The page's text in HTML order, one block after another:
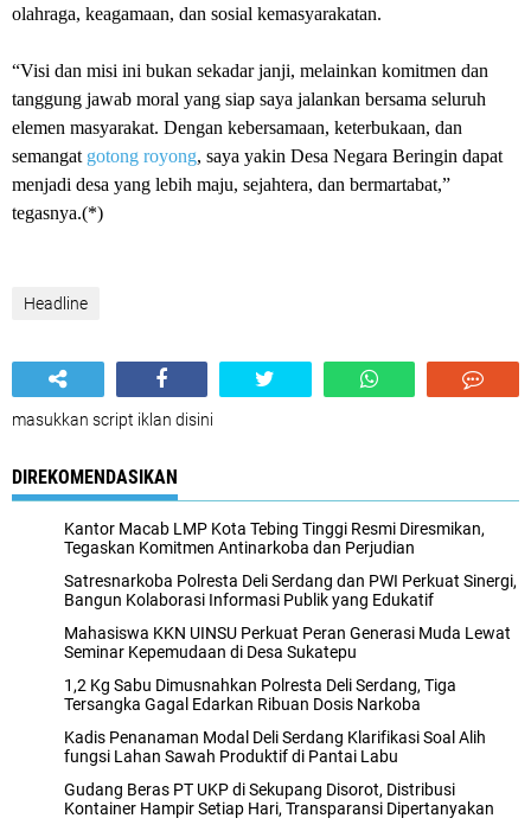
olahraga, keagamaan, dan sosial kemasyarakatan.
“Visi dan misi ini bukan sekadar janji, melainkan komitmen dan
tanggung jawab moral yang siap saya jalankan bersama seluruh
elemen masyarakat. Dengan kebersamaan, keterbukaan, dan
semangat gotong royong, saya yakin Desa Negara Beringin dapat
menjadi desa yang lebih maju, sejahtera, dan bermartabat,”
tegasnya.(*)
Headline
masukkan script iklan disini
DIREKOMENDASIKAN
Kantor Macab LMP Kota Tebing Tinggi Resmi Diresmikan,
Tegaskan Komitmen Antinarkoba dan Perjudian
Satresnarkoba Polresta Deli Serdang dan PWI Perkuat Sinergi,
Bangun Kolaborasi Informasi Publik yang Edukatif
Mahasiswa KKN UINSU Perkuat Peran Generasi Muda Lewat
Seminar Kepemudaan di Desa Sukatepu
1,2 Kg Sabu Dimusnahkan Polresta Deli Serdang, Tiga
Tersangka Gagal Edarkan Ribuan Dosis Narkoba
Kadis Penanaman Modal Deli Serdang Klarifikasi Soal Alih
fungsi Lahan Sawah Produktif di Pantai Labu
Gudang Beras PT UKP di Sekupang Disorot, Distribusi
Kontainer Hampir Setiap Hari, Transparansi Dipertanyakan